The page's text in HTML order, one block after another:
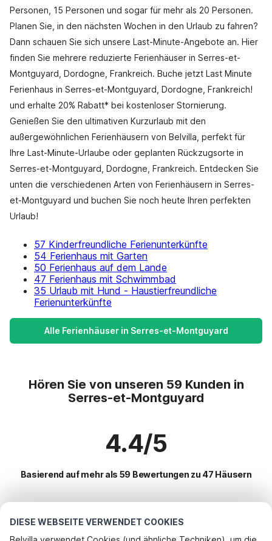
DIESE WEBSEITE VERWENDET COOKIES
Personen, 15 Personen und sogar für mehr als 20 Personen.
Planen Sie, in den nächsten Wochen in den Urlaub zu fahren?
Dann schauen Sie sich unsere Last-Minute-Angebote an. Hier
finden Sie mehrere reduzierte Ferienhäuser in Serres-et-
Montguyard, Dordogne, Frankreich. Buche jetzt Last Minute
Ferienhaus in Serres-et-Montguyard, Dordogne, Frankreich!
und erhalte 20% Rabatt* bei kostenloser Stornierung.
Genießen Sie den ultimativen Kurzurlaub mit den
außergewöhnlichen Ferienhäusern von Belvilla, perfekt für
Ihre Last-Minute-Urlaube oder geplanten Rückzugsorte in
Serres-et-Montguyard, Dordogne, Frankreich. Entdecken Sie
unten die verschiedenen Arten von Ferienhäusern in Serres-
et-Montguyard und buchen Sie noch heute Ihren perfekten
Urlaub!
57 Kinderfreundliche Ferienunterkünfte
54 Ferienhaus mit Garten
50 Ferienhaus auf dem Lande
47 Ferienhaus mit Schwimmbad
35 Urlaub mit Hund - Haustierfreundliche
Ferienunterkünfte
Alle Ferienhäuser in Serres-et-Montguyard
Hören Sie von unseren 59 Kunden in
Serres-et-Montguyard
4.4/5
Basierend auf mehr als 59 Bewertungen zu 47 Häusern
Beliebteste Reiseziele für Urlaub